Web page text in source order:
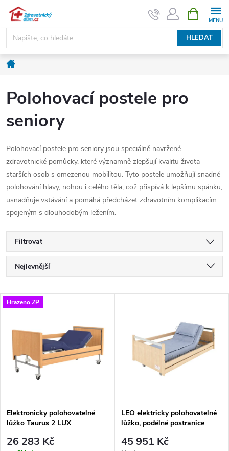
Přejít
obsah
HLEDAT
NÁKUPNÍ
KOŠÍK
Domů
Polohovací postele pro
seniory
Polohovací postele pro seniory jsou speciálně navržené
zdravotnické pomůcky, které významně zlepšují kvalitu života
starších osob s omezenou mobilitou. Tyto postele umožňují snadné
polohování hlavy, nohou i celého těla, což přispívá k lepšímu spánku,
usnadňuje vstávání a pomáhá předcházet zdravotním komplikacím
spojeným s dlouhodobým ležením.
Filtrovat
Ř
a
e
n
p
Nejlevnější
Nejprodávanější
Abecedně
V
ý
p
s
p
Hrazeno ZP
Elektronicky polohovatelné
lůžko Taurus 2 LUX
26 283 Kč
LEO elektricky polohovatelné
lůžko, podélné postranice
45 951 Kč